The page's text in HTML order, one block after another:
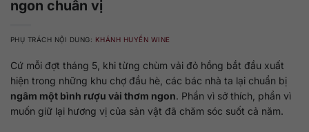
ngon chuẩn vị
PHỤ TRÁCH NỘI DUNG: KHÁNH HUYỀN WINE
Cứ mỗi đợt tháng 5, khi từng chùm vải đỏ hồng bắt đầu xuất
hiện trong những khu chợ đầu hè, các bác nhà ta lại chuẩn bị
ngâm một bình rượu vải thơm ngon. Phần vì sở thích, phần vì
muốn giữ lại hương vị của sản vật đã chăm sóc suốt cả năm.